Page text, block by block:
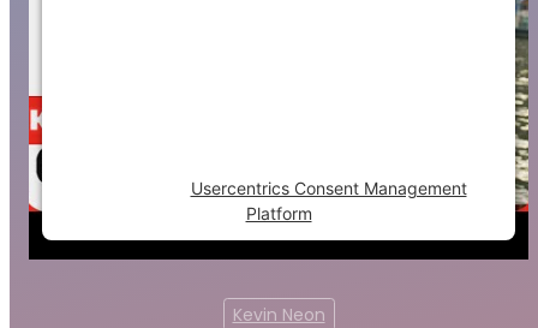
Usercentrics Consent Management
Platform
Kevin Neon